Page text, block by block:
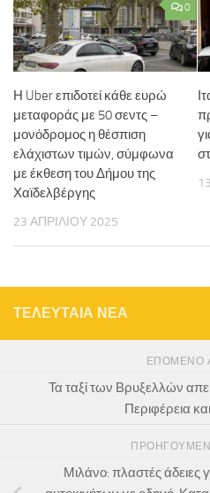
0
Η Uber επιδοτεί κάθε ευρώ
μεταφοράς με 50 σεντς –
μονόδρομος η θέσπιση
ελάχιστων τιμών, σύμφωνα
με έκθεση του Δήμου της
Χαϊδελβέργης
23 ΑΠΡΙΛΊΟΥ 2025
ΤΕΛΕΥΤΑΙΑ ΝΕΑ
ΕΠΌΜΕΝΟ
Τα ταξί των Βρυξελλών
Περιφέρεια
Μιλάνο: πλαστές άδειες